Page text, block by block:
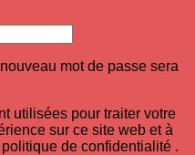
mot de passe sera
utilisées pour traiter votre
sur ce site web et à
de confidentialité .